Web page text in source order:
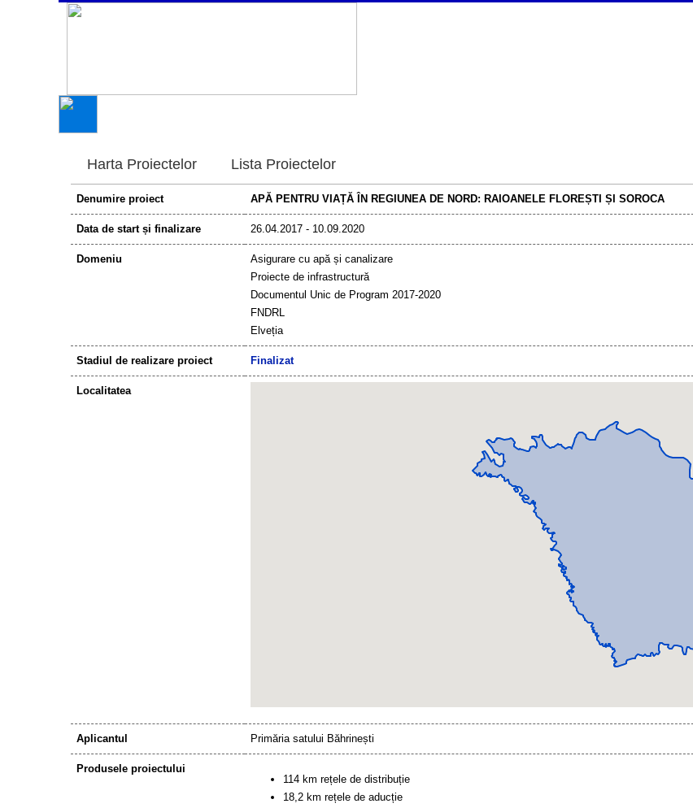
Harta Proiectelor Lista Proiectelor
Denumire proiect APĂ PENTRU VIAȚĂ ÎN REGIUNEA DE NORD: RAIOANELE FLOREȘTI ȘI SOROCA
Data de start și finalizare 26.04.2017 - 10.09.2020
Domeniu
Asigurare cu apă și canalizare
Proiecte de infrastructură
Documentul Unic de Program 2017-2020
FNDRL
Elveția
Stadiul de realizare proiect Finalizat
Localitatea
Aplicantul Primăria satului Băhrinești
Produsele proiectului
114 km rețele de distribuție
18,2 km rețele de aducție